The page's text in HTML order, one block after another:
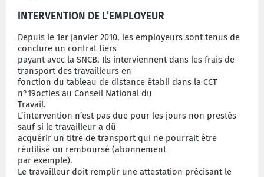
INTERVENTION DE L’EMPLOYEUR
Depuis le 1er janvier 2010, les employeurs sont tenus de
conclure un contrat tiers
payant avec la SNCB. Ils interviennent dans les frais de
transport des travailleurs en
fonction du tableau de distance établi dans la CCT
n°19octies au Conseil National du
Travail.
L’intervention n’est pas due pour les jours non prestés
sauf si le travailleur a dû
acquérir un titre de transport qui ne pourrait être
réutilisé ou remboursé (abonnement
par exemple).
Le travailleur doit remplir une attestation précisant le